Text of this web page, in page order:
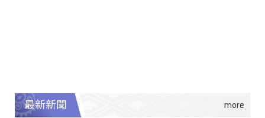
最新新聞